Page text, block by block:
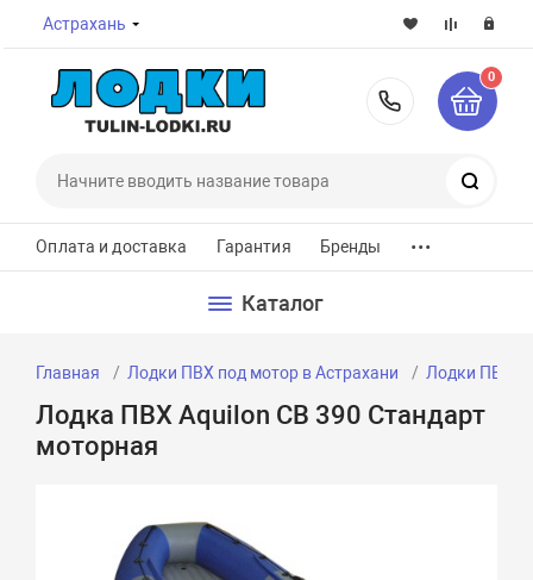
Астрахань
8-800-
0
Оплата и доставка Гарантия Бренды ...
Каталог
Главная Лодки ПВХ под мотор в Астрахани Лодки ПВХ
Лодка ПВХ Aquilon CB 390 Стандарт
моторная